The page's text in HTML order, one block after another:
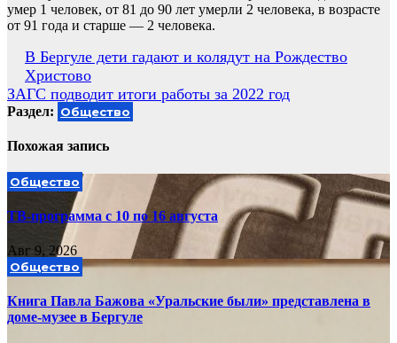
умер 1 человек, от 81 до 90 лет умерли 2 человека, в возрасте
от 91 года и старше — 2 человека.
Навигация
по
записям
В Бергуле дети гадают и колядут на Рождество
Христово
ЗАГС подводит итоги работы за 2022 год
Раздел: Общество
Похожая запись
Общество
ТВ-программа с 10 по 16 августа
Авг 9, 2026
Общество
Книга Павла Бажова «Уральские были» представлена в
доме-музее в Бергуле